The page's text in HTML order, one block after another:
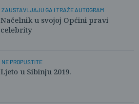
ZAUSTAVLJAJU GA I TRAŽE AUTOGRAM
Načelnik u svojoj Općini pravi
celebrity
NE PROPUSTITE
Ljeto u Sibinju 2019.